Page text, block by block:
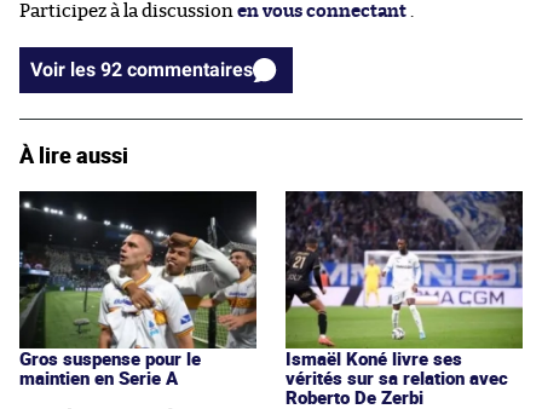
Participez à la discussion en vous connectant
Voir les 92 commentaires
À lire aussi
Gros suspense pour le
maintien en Serie A
Ismaël Koné livre ses
vérités sur sa relation avec
Roberto De Zerbi